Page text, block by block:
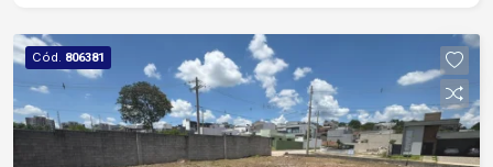
churrasqueira, forno a lenha *Lareira *Quadra
areia Beach tênis *Playground *Horta com
plantação de diversas hortaliças *2 Mercados
inteligente
Cód. 806381